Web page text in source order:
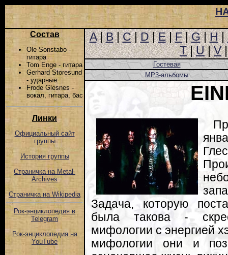
Состав
Ole Sonstabo -
гитара
Tom Enge - гитара
Gerhard Storesund
- ударные
Frode Glesnes -
вокал, гитара, бас
Линки
Официальный сайт
группы
История группы
Страничка на Metal-
Archives
Страничка на Wikipedia
Рок-энциклопедия в
Telegram
Рок-энциклопедия на
YouTube
A|B|C|D|E|F|G|H|
T|U|V
Гостевая
MP3-альбомы
Задача, которую
была такова -
мифологии с энергией
мифологии они и